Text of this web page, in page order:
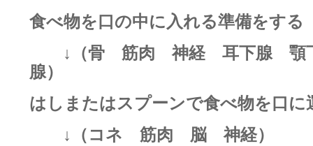
食べ物を口の中に入れる準備をす
↓（骨 筋肉 神経 耳下腺 顎
腺）
はしまたはスプーンで食べ物を口に
↓（コネ 筋肉 脳 神経）